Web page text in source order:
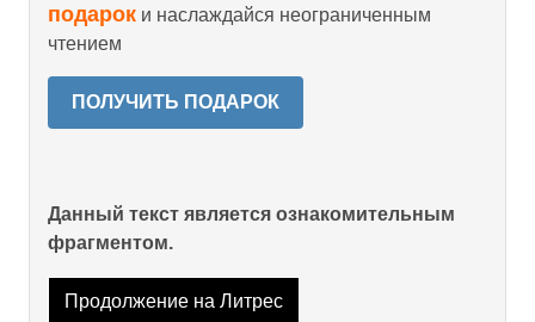
подарок и наслаждайся неограниченным
чтением
ПОЛУЧИТЬ ПОДАРОК
Данный текст является ознакомительным
фрагментом.
Продолжение на Литрес